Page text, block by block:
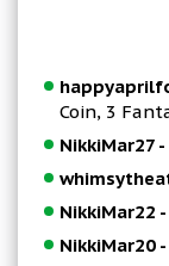
Coin, 3
NikkiMar27 -
NikkiMar22 -
NikkiMar20 -